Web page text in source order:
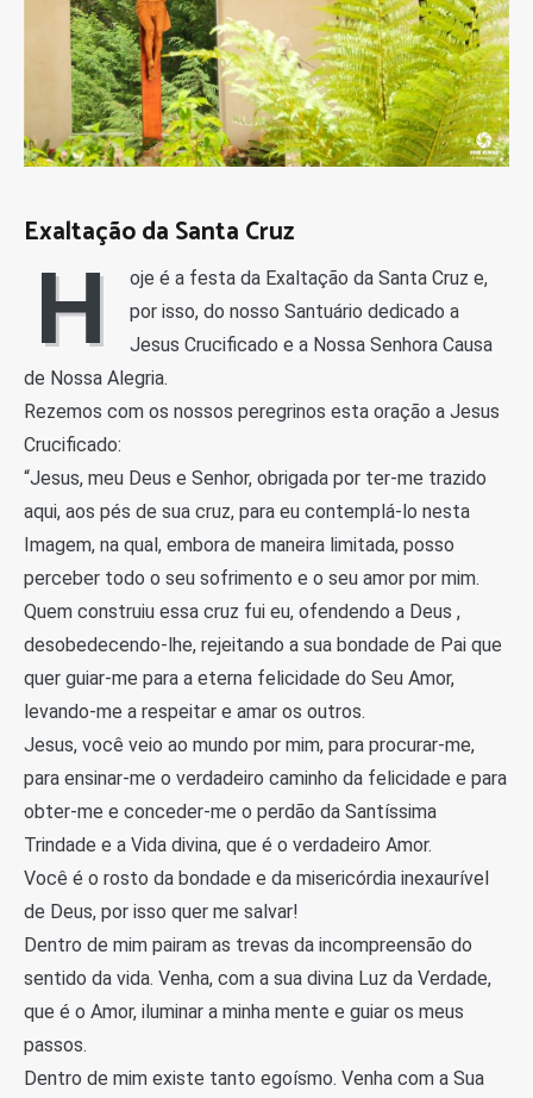
Exaltação da Santa Cruz
H
oje é a festa da Exaltação da Santa Cruz e,
por isso, do nosso Santuário dedicado a
Jesus Crucificado e a Nossa Senhora Causa
de Nossa Alegria.
Rezemos com os nossos peregrinos esta oração a Jesus
Crucificado:
“Jesus, meu Deus e Senhor, obrigada por ter-me trazido
aqui, aos pés de sua cruz, para eu contemplá-lo nesta
Imagem, na qual, embora de maneira limitada, posso
perceber todo o seu sofrimento e o seu amor por mim.
Quem construiu essa cruz fui eu, ofendendo a Deus ,
desobedecendo-lhe, rejeitando a sua bondade de Pai que
quer guiar-me para a eterna felicidade do Seu Amor,
levando-me a respeitar e amar os outros.
Jesus, você veio ao mundo por mim, para procurar-me,
para ensinar-me o verdadeiro caminho da felicidade e para
obter-me e conceder-me o perdão da Santíssima
Trindade e a Vida divina, que é o verdadeiro Amor.
Você é o rosto da bondade e da misericórdia inexaurível
de Deus, por isso quer me salvar!
Dentro de mim pairam as trevas da incompreensão do
sentido da vida. Venha, com a sua divina Luz da Verdade,
que é o Amor, iluminar a minha mente e guiar os meus
passos.
Dentro de mim existe tanto egoísmo. Venha com a Sua